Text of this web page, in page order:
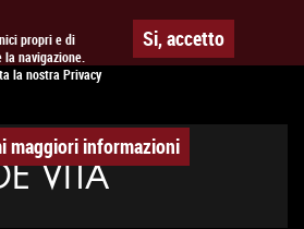
propri e di
navigazione.
la nostra Privacy
Si, accetto
maggiori informazioni
AL CINEMA
VITA